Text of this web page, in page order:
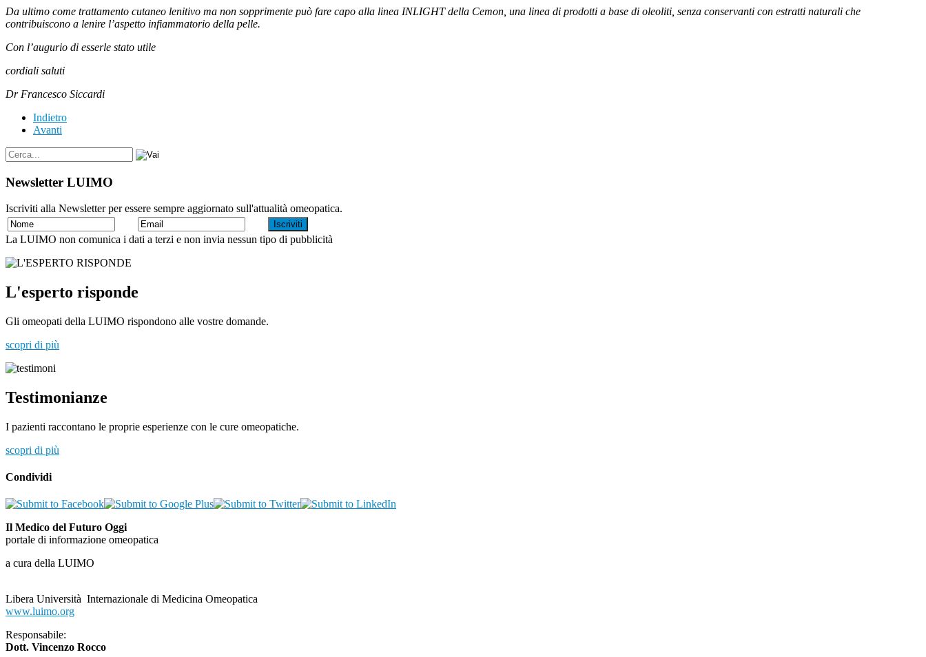
Da ultimo come trattamento cutaneo lenitivo ma non sopprimente può fare capo alla linea INLIGHT della Cemon, una linea di prodotti a base di oleoliti, senza conservanti con estratti naturali che
contribuiscono a lenire l’aspetto infiammatorio della pelle.
Con l’augurio di esserle stato utile
cordiali saluti
Dr Francesco Siccardi
Indietro
Avanti
Newsletter LUIMO
Iscriviti alla Newsletter per essere sempre aggiornato sull'attualità omeopatica.
La LUIMO non comunica i dati a terzi e non invia nessun tipo di pubblicità
L'esperto risponde
Gli omeopati della LUIMO rispondono alle vostre domande.
scopri di più
Testimonianze
I pazienti raccontano le proprie esperienze con le cure omeopatiche.
scopri di più
Condividi
Il Medico del Futuro Oggi
portale di informazione omeopatica
a cura della LUIMO
Libera Università Internazionale di Medicina Omeopatica
www.luimo.org
Responsabile:
Dott. Vincenzo Rocco